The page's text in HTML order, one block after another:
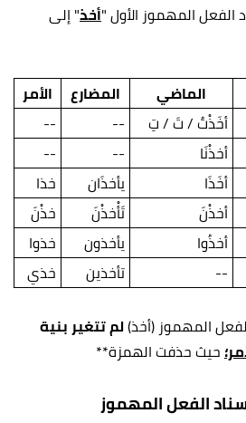
الفعل المهموز الأول "أخذ" إلى
الماضي المضارع
الأمر
أخَذْتُ / تَ / تِ --
--
أخذْنَا --
--
أخَذَا يأخذَان
خذا
أخذْنَ تَأْخذْنَ
خذْنَ
أخذُوا يأخذون
خذوا
-- تأخذين
خذي
المهموز (أخذ)لم تتغير بنية
حيث حذفت الهمزة**
الفعل المهموز